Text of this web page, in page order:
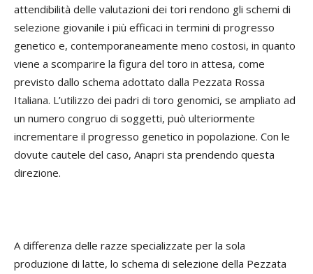
attendibilità delle valutazioni dei tori rendono gli schemi di
selezione giovanile i più efficaci in termini di progresso
genetico e, contemporaneamente meno costosi, in quanto
viene a scomparire la figura del toro in attesa, come
previsto dallo schema adottato dalla Pezzata Rossa
Italiana. L’utilizzo dei padri di toro genomici, se ampliato ad
un numero congruo di soggetti, può ulteriormente
incrementare il progresso genetico in popolazione. Con le
dovute cautele del caso, Anapri sta prendendo questa
direzione.
A differenza delle razze specializzate per la sola
produzione di latte, lo schema di selezione della Pezzata